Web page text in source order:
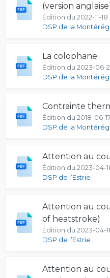
(version
Édition du 2022-11-
DSP de la
La colophane
Édition du 2023-06-
DSP de la
Contrainte
Édition du 2018-06-
DSP de la
Attention au
Édition du 2023-04-
DSP de l’Estrie
Attention au
of heatstroke)
Édition du 2023-04-
DSP de l’Estrie
Attention au